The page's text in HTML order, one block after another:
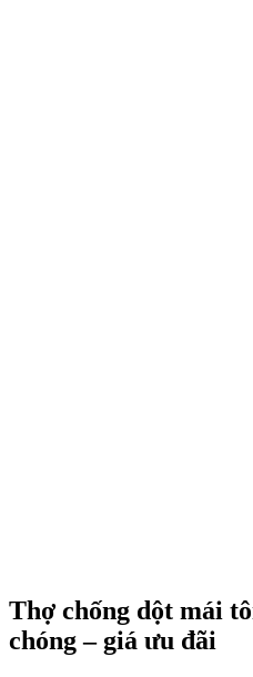
Thợ chống dột mái
chóng – giá ưu đãi